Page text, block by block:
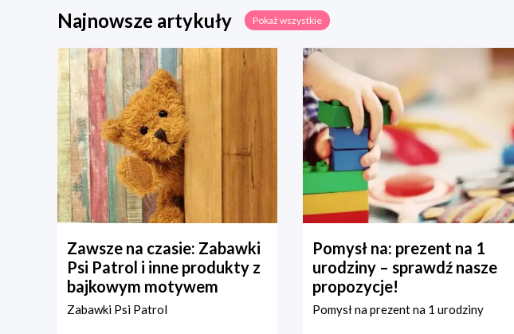
Najnowsze artykuły Pokaż wszystkie
Zawsze na czasie: Zabawki
Psi Patrol i inne produkty z
bajkowym motywem
Zabawki Psi Patrol
Pomysł na: prezent na 1
urodziny – sprawdź nasze
propozycje!
Pomysł na prezent na 1 urodziny